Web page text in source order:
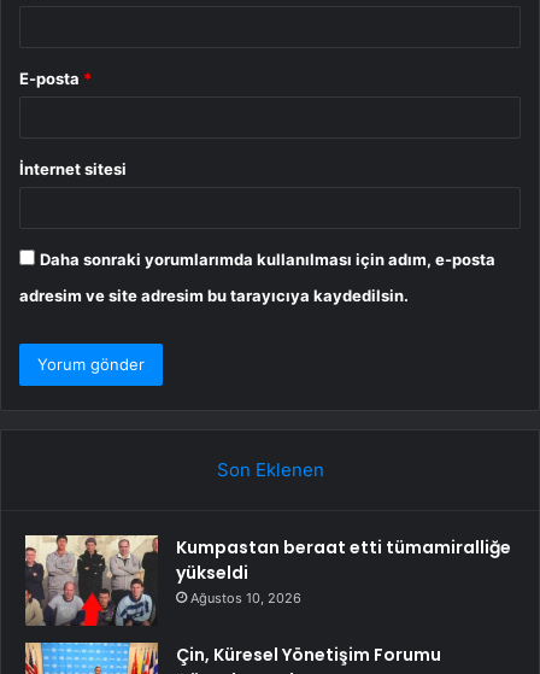
E-posta *
İnternet sitesi
Daha sonraki yorumlarımda kullanılması için adım, e-posta
adresim ve site adresim bu tarayıcıya kaydedilsin.
Son Eklenen
Kumpastan beraat etti tümamiralliğe
yükseldi
Ağustos 10, 2026
Çin, Küresel Yönetişim Forumu